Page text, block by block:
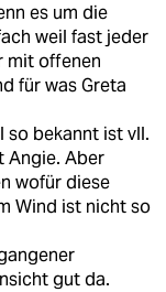
es um die
weil fast jeder
mit offenen
für was Greta
so bekannt ist vll.
Angie. Aber
wofür diese
Wind ist nicht so
gut da.